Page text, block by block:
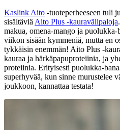
Kaslink Aito -tuoteperheeseen tuli
sisältäviä Aito Plus -kauravälipaloja
makua, omena-mango ja puolukka-
viikon sisään kymmeniä, mutta en
tykkäisin enemmän! Aito Plus -
kauraa ja härkäpapuproteiinia, ja
proteiinia. Erityisesti puolukka-
superhyvää, kun sinne murustelee
joukkoon, kannattaa testata!